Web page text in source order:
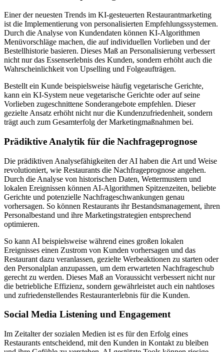
Einer der neuesten Trends im KI-gesteuerten Restaurantmarketing
ist die Implementierung von personalisierten Empfehlungssystemen.
Durch die Analyse von Kundendaten können KI-Algorithmen
Menüvorschläge machen, die auf individuellen Vorlieben und der
Bestellhistorie basieren. Dieses Maß an Personalisierung verbessert
nicht nur das Essenserlebnis des Kunden, sondern erhöht auch die
Wahrscheinlichkeit von Upselling und Folgeaufträgen.
Bestellt ein Kunde beispielsweise häufig vegetarische Gerichte,
kann ein KI-System neue vegetarische Gerichte oder auf seine
Vorlieben zugeschnittene Sonderangebote empfehlen. Dieser
gezielte Ansatz erhöht nicht nur die Kundenzufriedenheit, sondern
trägt auch zum Gesamterfolg der Marketingmaßnahmen bei.
Prädiktive Analytik für die Nachfrageprognose
Die prädiktiven Analysefähigkeiten der AI haben die Art und Weise
revolutioniert, wie Restaurants die Nachfrageprognose angehen.
Durch die Analyse von historischen Daten, Wettermustern und
lokalen Ereignissen können AI-Algorithmen Spitzenzeiten, beliebte
Gerichte und potenzielle Nachfrageschwankungen genau
vorhersagen. So können Restaurants ihr Bestandsmanagement, ihren
Personalbestand und ihre Marketingstrategien entsprechend
optimieren.
So kann AI beispielsweise während eines großen lokalen
Ereignisses einen Zustrom von Kunden vorhersagen und das
Restaurant dazu veranlassen, gezielte Werbeaktionen zu starten oder
den Personalplan anzupassen, um dem erwarteten Nachfrageschub
gerecht zu werden. Dieses Maß an Voraussicht verbessert nicht nur
die betriebliche Effizienz, sondern gewährleistet auch ein nahtloses
und zufriedenstellendes Restauranterlebnis für die Kunden.
Social Media Listening und Engagement
Im Zeitalter der sozialen Medien ist es für den Erfolg eines
Restaurants entscheidend, mit den Kunden in Kontakt zu bleiben